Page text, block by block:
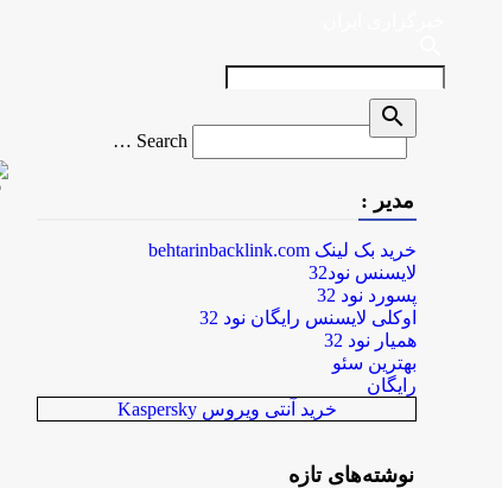
Search
for
Search …
search
مدیر :
خرید بک لینک behtarinbacklink.com
لایسنس نود32
پسورد نود 32
اوکلی لایسنس رایگان نود 32
همیار نود 32
بهترین سئو
رایگان
خرید آنتی ویروس Kaspersky
نوشته‌های تازه